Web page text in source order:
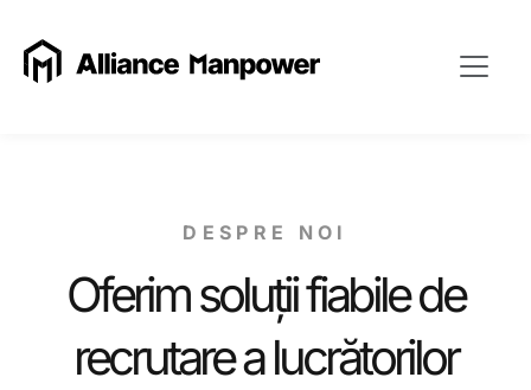
DESPRE NOI
Oferim soluții fiabile de
recrutare a lucrătorilor